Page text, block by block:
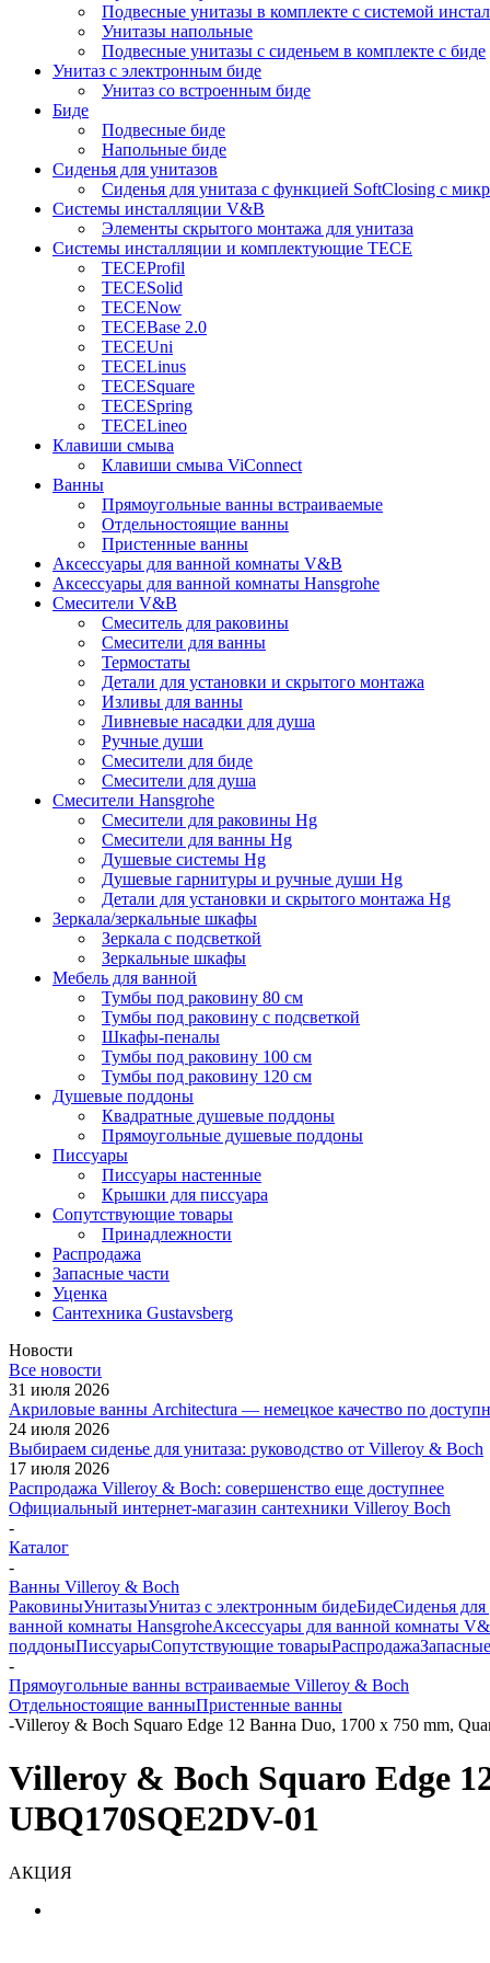
Подвесные унитазы в комплекте с системой
Унитазы напольные
Подвесные унитазы с сиденьем в комплекте с биде
Унитаз с электронным биде
Унитаз со встроенным биде
Биде
Подвесные биде
Напольные биде
Сиденья для унитазов
Сиденья для унитаза с функцией SoftClosing с
Системы инсталляции V&B
Элементы скрытого монтажа для унитаза
Системы инсталляции и комплектующие TECE
TECEProfil
TECESolid
TECENow
TECEBase 2.0
TECEUni
TECELinus
TECESquare
TECESpring
TECELineo
Клавиши смыва
Клавиши смыва ViConnect
Ванны
Прямоугольные ванны встраиваемые
Отдельностоящие ванны
Пристенные ванны
Аксессуары для ванной комнаты V&B
Аксессуары для ванной комнаты Hansgrohe
Смесители V&B
Смеситель для раковины
Смесители для ванны
Термостаты
Детали для установки и скрытого монтажа
Изливы для ванны
Ливневые насадки для душа
Ручные души
Смесители для биде
Смесители для душа
Смесители Hansgrohe
Смесители для раковины Hg
Смесители для ванны Hg
Душевые системы Hg
Душевые гарнитуры и ручные души Hg
Детали для установки и скрытого монтажа Hg
Зеркала/зеркальные шкафы
Зеркала с подсветкой
Зеркальные шкафы
Мебель для ванной
Тумбы под раковину 80 см
Тумбы под раковину с подсветкой
Шкафы-пеналы
Тумбы под раковину 100 см
Тумбы под раковину 120 см
Душевые поддоны
Квадратные душевые поддоны
Прямоугольные душевые поддоны
Писсуары
Писсуары настенные
Крышки для писсуара
Сопутствующие товары
Принадлежности
Распродажа
Запасные части
Уценка
Сантехника Gustavsberg
Новости
Все новости
31 июля 2026
Акриловые ванны Architectura — немецкое качество по
24 июля 2026
Выбираем сиденье для унитаза: руководство от Villeroy & Boch
17 июля 2026
Распродажа Villeroy & Boch: совершенство еще доступнее
Официальный интернет-магазин сантехники Villeroy Boch
-
Каталог
-
Ванны Villeroy & Boch
РаковиныУнитазыУнитаз с электронным бидеБидеСиденья для
ванной комнаты HansgroheАксессуары для ванной комнаты
поддоныПиссуарыСопутствующие товарыРаспродажа
-
Прямоугольные ванны встраиваемые Villeroy & Boch
Отдельностоящие ванныПристенные ванны
-Villeroy & Boch Squaro Edge 12 Ванна Duo, 1700 x 750 mm,
Villeroy & Boch Squaro Edge
UBQ170SQE2DV-01
АКЦИЯ